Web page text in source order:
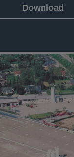
Download
wird in einer